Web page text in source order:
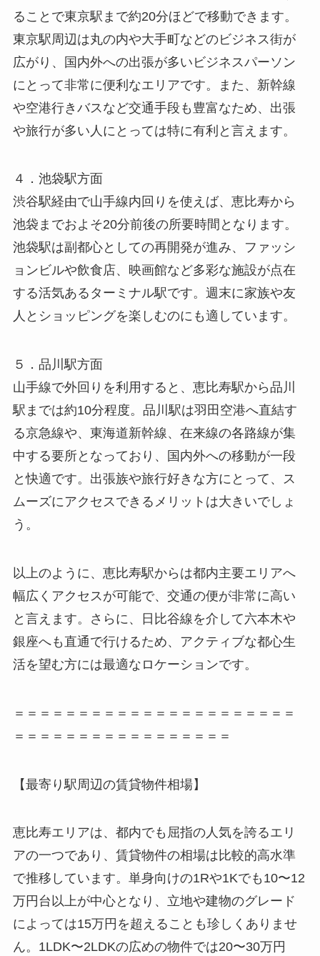
ることで東京駅まで約20分ほどで移動できます。
東京駅周辺は丸の内や大手町などのビジネス街が
広がり、国内外への出張が多いビジネスパーソン
にとって非常に便利なエリアです。また、新幹線
や空港行きバスなど交通手段も豊富なため、出張
や旅行が多い人にとっては特に有利と言えます。
４．池袋駅方面
渋谷駅経由で山手線内回りを使えば、恵比寿から
池袋までおよそ20分前後の所要時間となります。
池袋駅は副都心としての再開発が進み、ファッシ
ョンビルや飲食店、映画館など多彩な施設が点在
する活気あるターミナル駅です。週末に家族や友
人とショッピングを楽しむのにも適しています。
５．品川駅方面
山手線で外回りを利用すると、恵比寿駅から品川
駅までは約10分程度。品川駅は羽田空港へ直結す
る京急線や、東海道新幹線、在来線の各路線が集
中する要所となっており、国内外への移動が一段
と快適です。出張族や旅行好きな方にとって、ス
ムーズにアクセスできるメリットは大きいでしょ
う。
以上のように、恵比寿駅からは都内主要エリアへ
幅広くアクセスが可能で、交通の便が非常に高い
と言えます。さらに、日比谷線を介して六本木や
銀座へも直通で行けるため、アクティブな都心生
活を望む方には最適なロケーションです。
＝＝＝＝＝＝＝＝＝＝＝＝＝＝＝＝＝＝＝＝＝＝
＝＝＝＝＝＝＝＝＝＝＝＝＝＝＝＝＝
【最寄り駅周辺の賃貸物件相場】
恵比寿エリアは、都内でも屈指の人気を誇るエリ
アの一つであり、賃貸物件の相場は比較的高水準
で推移しています。単身向けの1Rや1Kでも10〜12
万円台以上が中心となり、立地や建物のグレード
によっては15万円を超えることも珍しくありませ
ん。1LDK〜2LDKの広めの物件では20〜30万円